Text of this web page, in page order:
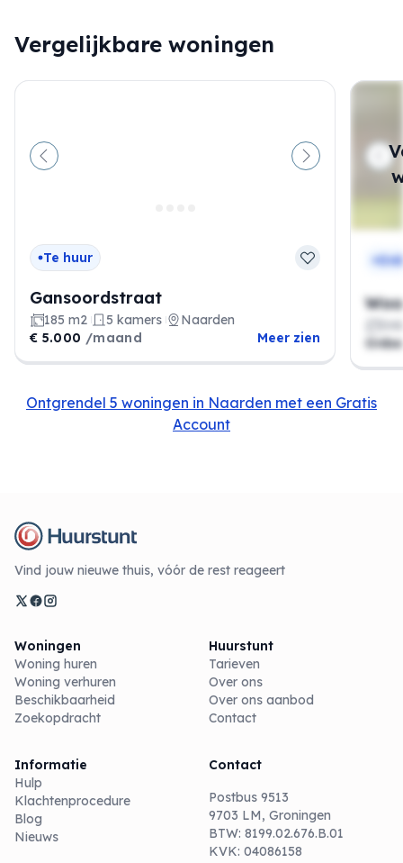
Vergelijkbare woningen
Vorige Volgende
Te huur
Gansoordstraat
185 m2 5 kamers
Naarden
€ 5.000 /maand Meer zien
Ontgrendel 5 woningen in Naarden met een Gratis
Account
Vind jouw nieuwe thuis, vóór de rest reageert
Woningen
Woning huren
Woning verhuren
Beschikbaarheid
Zoekopdracht
Huurstunt
Tarieven
Over ons
Over ons aanbod
Contact
Informatie
Hulp
Klachtenprocedure
Blog
Nieuws
Contact
Postbus 9513
9703 LM, Groningen
BTW: 8199.02.676.B.01
KVK: 04086158